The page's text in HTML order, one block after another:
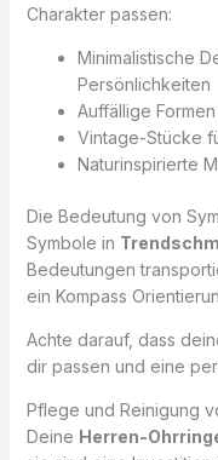
Charakter passen:
Minimalistische
Persönlichkeiten
Auffällige
Vintage-Stücke
Naturinspirierte
Die Bedeutung von
Symbole in
Bedeutungen
ein Kompass
Achte darauf, dass
dir passen und eine
Pflege und Reinigung
Deine Herren-